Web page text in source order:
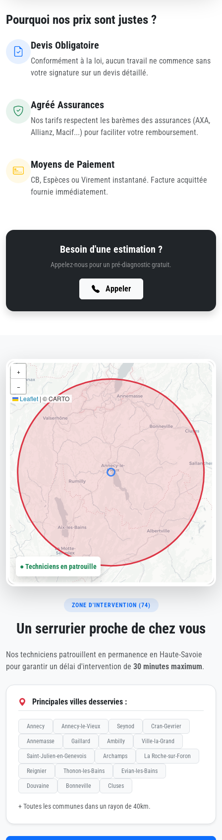
Pourquoi nos prix sont justes ?
Devis Obligatoire
Conformément à la loi, aucun travail ne commence sans
votre signature sur un devis détaillé.
Agréé Assurances
Nos tarifs respectent les barèmes des assurances (AXA,
Allianz, Macif...) pour faciliter votre remboursement.
Moyens de Paiement
CB, Espèces ou Virement instantané. Facture acquittée
fournie immédiatement.
Besoin d'une estimation ?
Appelez-nous pour un pré-diagnostic gratuit.
Appeler
ZONE D'INTERVENTION (74)
Un serrurier proche de chez vous
Nos techniciens patrouillent en permanence en Haute-Savoie
pour garantir un délai d'intervention de 30 minutes maximum.
Principales villes desservies :
Annecy Annecy-le-Vieux Seynod Cran-Gevrier
Annemasse Gaillard Ambilly Ville-la-Grand
Saint-Julien-en-Genevois Archamps La Roche-sur-Foron
Reignier Thonon-les-Bains Evian-les-Bains
Douvaine Bonneville Cluses
+ Toutes les communes dans un rayon de 40km.
+
−
Leaflet | © CARTO
● Techniciens en patrouille